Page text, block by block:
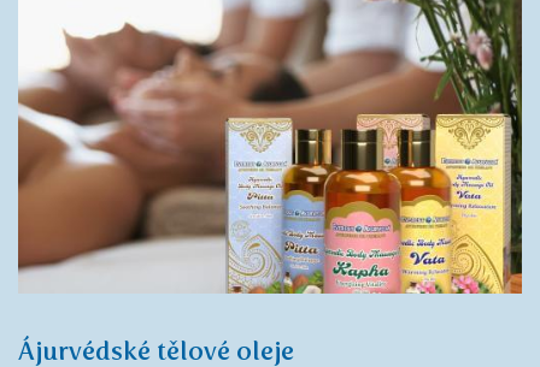
Ájurvédské tělové oleje